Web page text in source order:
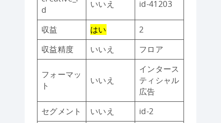
d
いいえ id-41203
収益 はい
2
収益精度
いいえ フロア
フォーマッ
ト
いいえ
インタース
ティシャル
広告
セグメント
いいえ
id-2